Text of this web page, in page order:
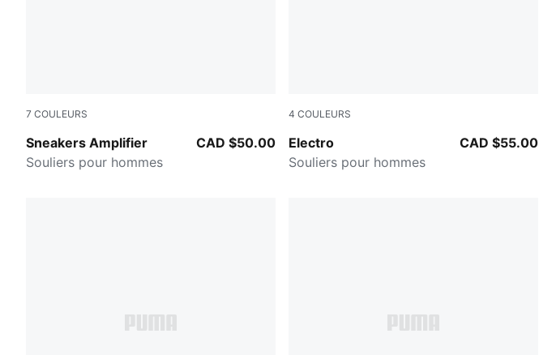
7 COULEURS
Sneakers Amplifier
PUMA Black-Cool Dark Gray
Souliers pour hommes
CAD $50.00
4 COULEURS
Electro
Loden Green-PUMA Black-Feather Gray
Souliers pour hommes
CAD $55.00